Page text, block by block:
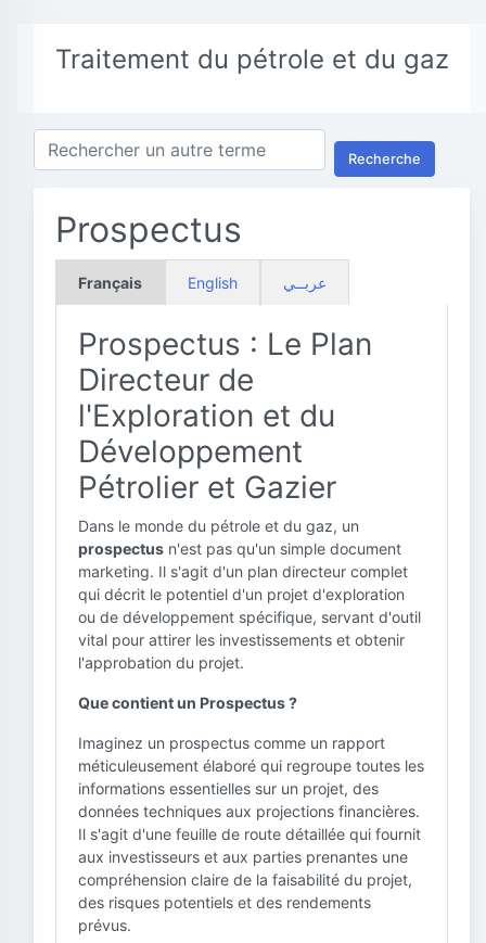
Traitement du pétrole et du gaz
Recherche
Prospectus
Français English عربــي
Prospectus : Le Plan
Directeur de
l'Exploration et du
Développement
Pétrolier et Gazier
Dans le monde du pétrole et du gaz, un
prospectus n'est pas qu'un simple document
marketing. Il s'agit d'un plan directeur complet
qui décrit le potentiel d'un projet d'exploration
ou de développement spécifique, servant d'outil
vital pour attirer les investissements et obtenir
l'approbation du projet.
Que contient un Prospectus ?
Imaginez un prospectus comme un rapport
méticuleusement élaboré qui regroupe toutes les
informations essentielles sur un projet, des
données techniques aux projections financières.
Il s'agit d'une feuille de route détaillée qui fournit
aux investisseurs et aux parties prenantes une
compréhension claire de la faisabilité du projet,
des risques potentiels et des rendements
prévus.